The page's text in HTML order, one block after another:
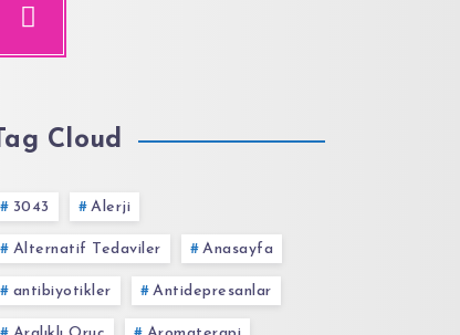
Cloud
3043 Alerji
Alternatif Tedaviler Anasayfa
antibiyotikler Antidepresanlar